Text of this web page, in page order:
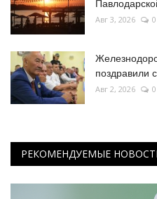
Авг 3, 2026 0
поздравили
Авг 2, 2026 0
РЕКОМЕНДУЕМЫЕ